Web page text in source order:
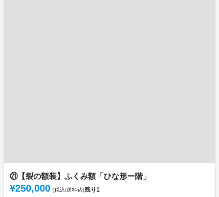
㉑【裂の額装】ふくみ額「ひな形ー階」
¥250,000 (税込/送料込)残り1